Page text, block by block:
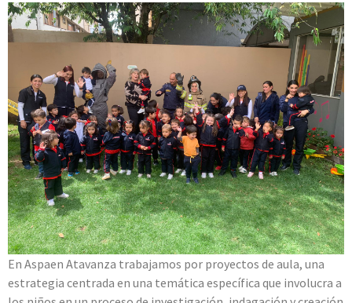
En Aspaen Atavanza trabajamos por proyectos de aula, una
estrategia centrada en una temática específica que involucra a